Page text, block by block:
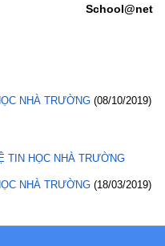
School@net
NHÀ TRƯỜNG (08/10/2019)
TIN HỌC NHÀ TRƯỜNG
NHÀ TRƯỜNG (18/03/2019)